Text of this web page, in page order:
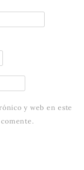
y web en este